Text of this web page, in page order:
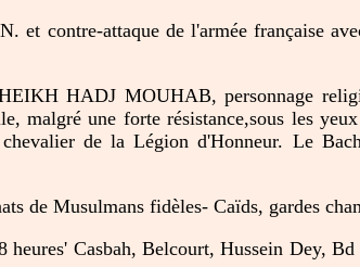
et contre-attaque de l'armée française
HADJ MOUHAB, personnage
malgré une forte résistance,sous les
de la Légion d'Honneur. Le
de Musulmans fidèles- Caïds, gardes
Casbah, Belcourt, Hussein Dey,